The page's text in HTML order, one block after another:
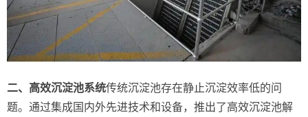
二、高效沉淀池系统传统沉淀池存在静止沉淀效率低的问
题。通过集成国内外先进技术和设备，推出了高效沉淀池解